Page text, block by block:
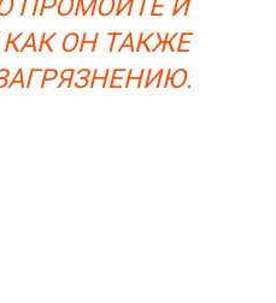
ПРОМОЙТЕ И
ОН ТАКЖЕ